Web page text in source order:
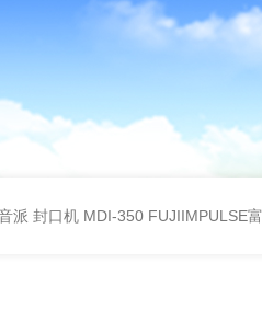
派 封口机 MDI-350 FUJIIMPULSE